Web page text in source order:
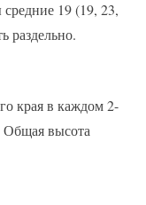
19 (19, 23,
раздельно.
края в каждом 2-
Общая высота